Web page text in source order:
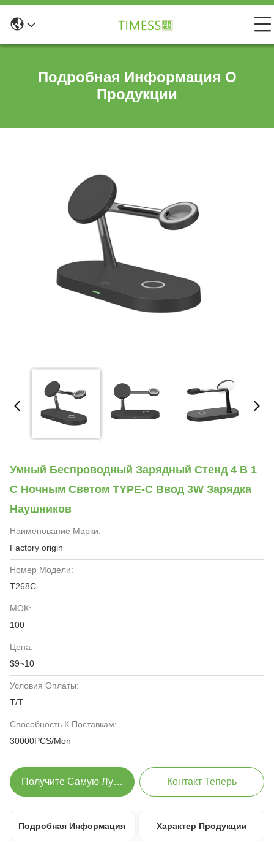
Подробная Информация О
Продукции
Умный Беспроводный Зарядный Стенд 4 В 1
С Ночным Светом TYPE-C Ввод 3W Зарядка
Наушников
Наименование Марки:
Factory origin
Номер Модели:
T268C
МОК:
100
Цена:
$9~10
Условия Оплаты:
T/T
Способность К Поставкам:
30000PCS/Mon
Получите Самую Лучшую Цену Контакт Теперь
Подробная Информация Характер Продукции